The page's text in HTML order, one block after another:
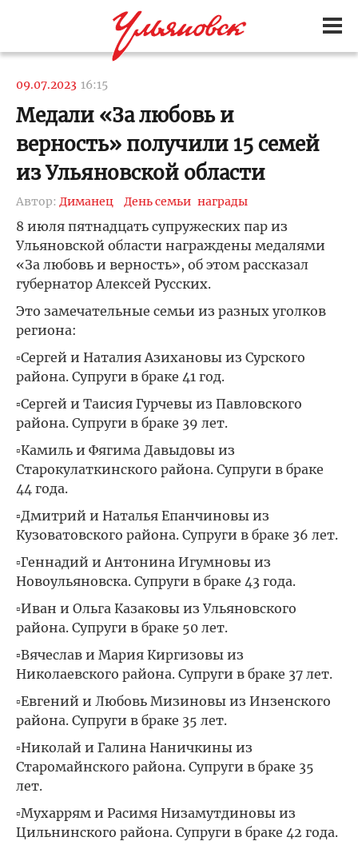
09.07.2023 16:15
Медали «За любовь и
верность» получили 15 семей
из Ульяновской области
Автор: Диманец День семьи награды
8 июля пятнадцать супружеских пар из
Ульяновской области награждены медалями
«За любовь и верность», об этом рассказал
губернатор Алексей Русских.
Это замечательные семьи из разных уголков
региона:
▫Сергей и Наталия Азихановы из Сурского
района. Супруги в браке 41 год.
▫Сергей и Таисия Гурчевы из Павловского
района. Супруги в браке 39 лет.
▫Камиль и Фягима Давыдовы из
Старокулаткинского района. Супруги в браке
44 года.
▫Дмитрий и Наталья Епанчиновы из
Кузоватовского района. Супруги в браке 36 лет.
▫Геннадий и Антонина Игумновы из
Новоульяновска. Супруги в браке 43 года.
▫Иван и Ольга Казаковы из Ульяновского
района. Супруги в браке 50 лет.
▫Вячеслав и Мария Киргизовы из
Николаевского района. Супруги в браке 37 лет.
▫Евгений и Любовь Мизиновы из Инзенского
района. Супруги в браке 35 лет.
▫Николай и Галина Наничкины из
Старомайнского района. Супруги в браке 35
лет.
▫Мухаррям и Расимя Низамутдиновы из
Цильнинского района. Супруги в браке 42 года.